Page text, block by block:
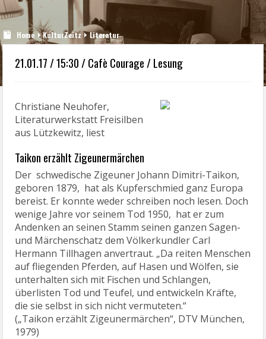
Home KulturZeitz Literatur
21.01.17 / 15:30 / Cafè Courage / Lesung
Christiane Neuhofer,
Literaturwerkstatt Freisilben
aus Lützkewitz, liest
Taikon erzählt Zigeunermärchen
Der schwedische Zigeuner Johann Dimitri-Taikon,
geboren 1879, hat als Kupferschmied ganz Europa
bereist. Er konnte weder schreiben noch lesen. Doch
wenige Jahre vor seinem Tod 1950, hat er zum
Andenken an seinen Stamm seinen ganzen Sagen-
und Märchenschatz dem Völkerkundler Carl
Hermann Tillhagen anvertraut. „Da reiten Menschen
auf fliegenden Pferden, auf Hasen und Wölfen, sie
unterhalten sich mit Fischen und Schlangen,
überlisten Tod und Teufel, und entwickeln Kräfte,
die sie selbst in sich nicht vermuteten.“
(„Taikon erzählt Zigeunermärchen“, DTV München,
1979)